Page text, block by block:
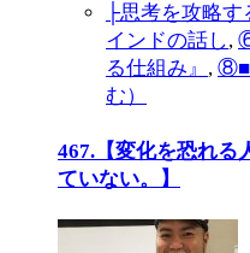
├思考を攻略す
インドの話し,
る仕組み』 , ⑧■
む）
467.【変化を恐れる
ていない。】